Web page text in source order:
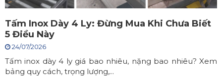
Tấm Inox Dày 4 Ly: Đừng Mua Khi Chưa Biết
5 Điều Này
24/07/2026
Tấm inox dày 4 ly giá bao nhiêu, nặng bao nhiêu? Xem
bảng quy cách, trọng lượng,...